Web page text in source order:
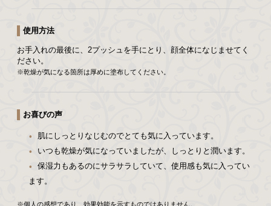
使用方法
お手入れの最後に、2プッシュを手にとり、顔全体になじませてく
ださい。
※乾燥が気になる箇所は厚めに塗布してください。
お喜びの声
肌にしっとりなじむのでとても気に入っています。
いつも乾燥が気になっていましたが、しっとりと潤います。
保湿力もあるのにサラサラしていて、使用感も気に入ってい
ます。
※個人の感想であり、効果効能を示すものではありません。